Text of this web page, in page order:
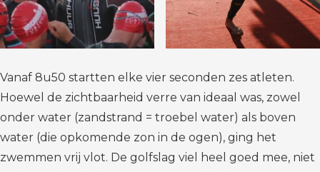
Vanaf 8u50 startten elke vier seconden zes atleten.
Hoewel de zichtbaarheid verre van ideaal was, zowel
onder water (zandstrand = troebel water) als boven
water (die opkomende zon in de ogen), ging het
zwemmen vrij vlot. De golfslag viel heel goed mee, niet